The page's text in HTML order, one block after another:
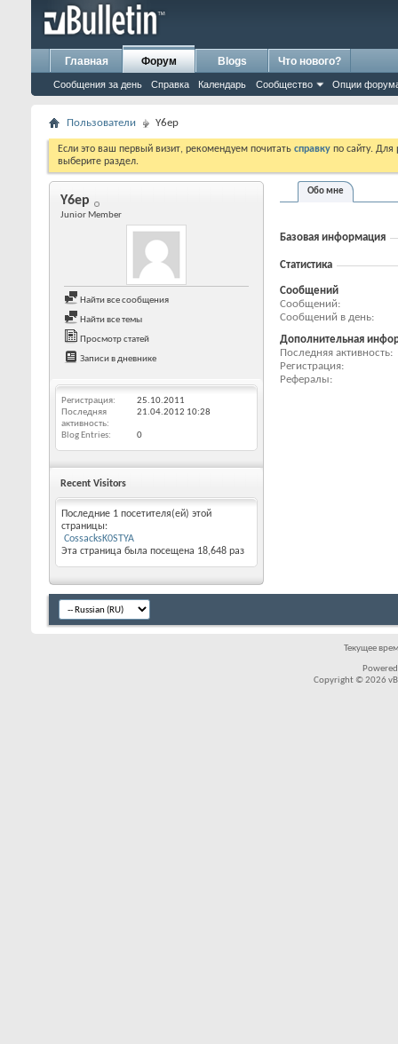
Главная Форум
Сообщения за день Справка Календарь Сообщество Опции
Blogs Что нового?
Пользователи Y6ep
Если это ваш первый визит, рекомендуем почитать справку по сайту.
выберите раздел.
Y6ep
Junior Member
Найти все сообщения
Найти все темы
Просмотр статей
Записи в дневнике
Регистрация
25.10.2011
Последняя
активность
21.04.2012 10:28
Blog Entries 0
Recent Visitors
Последние 1 посетителя(ей) этой
страницы:
CossacksK0STYA
Эта страница была посещена 18,648 раз
Обо мне
Базовая информация
Статистика
Сообщений
Сообщений
Сообщений в день
Дополнительная
Последняя активность
Регистрация
Рефералы
Текущее
Copyright © 2026